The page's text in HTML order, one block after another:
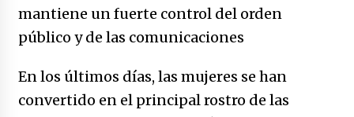
Que sea un hecho el decreto que quita prima
31/12/2025
El aumento del mínimo causa escozor en
pueblo colombiano
mantiene un fuerte control del orden
público y de las comunicaciones
En los últimos días, las mujeres se han
convertido en el principal rostro de las